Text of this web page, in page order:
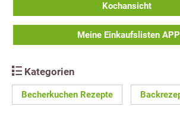
Kochansicht
Meine Einkaufslisten APP
Kategorien
Becherkuchen Rezepte